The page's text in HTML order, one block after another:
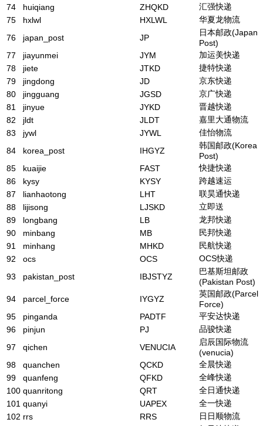
74
huiqiang ZHQKD
汇强快递
75
hxlwl HXLWL
华夏龙物流
76
japan_post JP
日本邮政(Japan
Post)
77
jiayunmei JYM
加运美快递
78
jiete JTKD
捷特快递
79
jingdong JD
京东快递
80
jingguang JGSD
京广快递
81
jinyue JYKD
晋越快递
82
jldt JLDT
嘉里大通物流
83
jywl JYWL
佳怡物流
84
korea_post IHGYZ
韩国邮政(Korea
Post)
85
kuaijie FAST
快捷快递
86
kysy KYSY
跨越速运
87
lianhaotong LHT
联昊通快递
88
lijisong LJSKD
立即送
89
longbang LB
龙邦快递
90
minbang MB
民邦快递
91
minhang MHKD
民航快递
92
ocs OCS
OCS快递
93
pakistan_post IBJSTYZ
巴基斯坦邮政
(Pakistan Post)
94
parcel_force IYGYZ
英国邮政(Parcel
Force)
95
pinganda PADTF
平安达快递
96
pinjun PJ
品骏快递
97
qichen VENUCIA
启辰国际物流
(venucia)
98
quanchen QCKD
全晨快递
99
quanfeng QFKD
全峰快递
100 quanritong QRT
全日通快递
101 quanyi UAPEX
全一快递
102 rrs RRS
日日顺物流